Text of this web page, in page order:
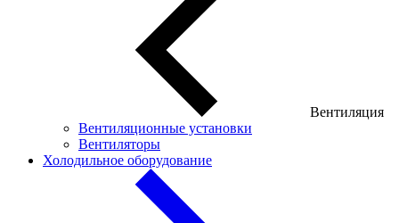
Вентиляция
Вентиляционные установки
Вентиляторы
Холодильное оборудование